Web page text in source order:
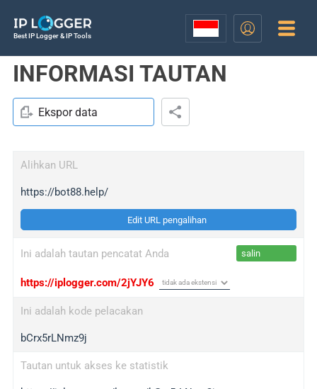
Best IP Logger & IP Tools
INFORMASI TAUTAN
Ekspor data
Alihkan URL
https://bot88.help/
Edit URL pengalihan
Ini adalah tautan pencatat Anda salin
https://iplogger.com/2jYJY6
Ini adalah kode pelacakan
bCrx5rLNmz9j
Tautan untuk akses ke statistik